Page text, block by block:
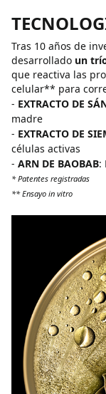
Tras 10 años de
desarrollado un
que reactiva las
celular** para
- EXTRACTO DE
madre
- EXTRACTO DE
células activas
- ARN DE BAOBAB:
* Patentes registradas
** Ensayo in vitro